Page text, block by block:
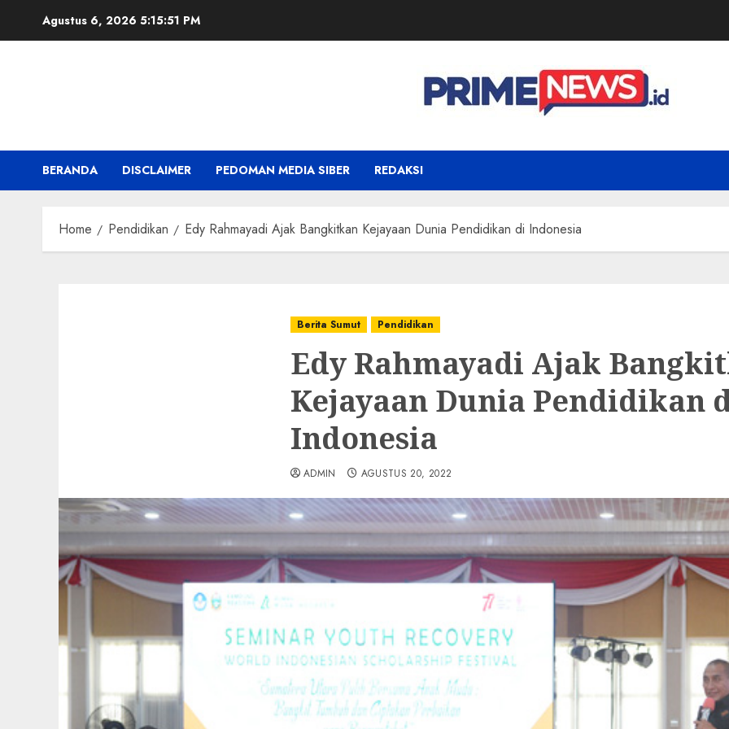
Agustus 6, 2026 5:15:53 PM
BERANDA DISCLAIMER PEDOMAN MEDIA SIBER REDAKSI
Home Pendidikan Edy Rahmayadi Ajak Bangkitkan Kejayaan Dunia Pendidikan di Indonesia
Berita Sumut Pendidikan
Edy Rahmayadi Ajak
Kejayaan Dunia Pendidikan
Indonesia
ADMIN AGUSTUS 20, 2022